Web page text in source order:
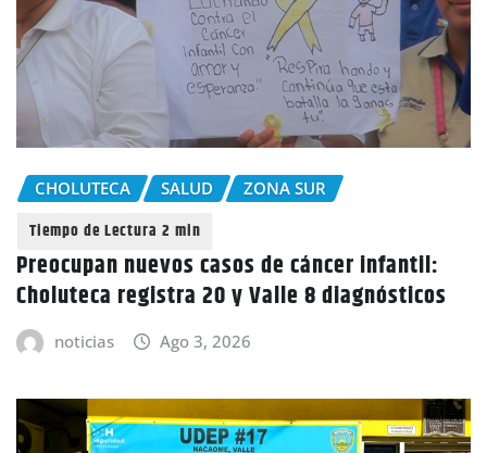
CHOLUTECA SALUD ZONA SUR
Preocupan nuevos casos de cáncer infantil:
Choluteca registra 20 y Valle 8 diagnósticos
noticias Ago 3, 2026